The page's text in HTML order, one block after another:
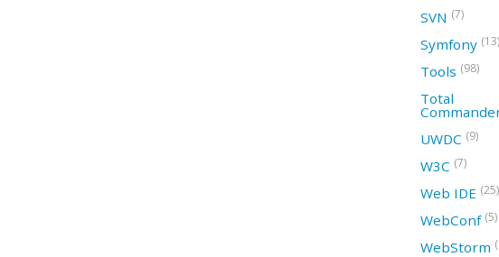
SVN (7)
Symfony (13)
Tools (98)
Total
UWDC (9)
W3C (7)
Web IDE (25)
WebConf (5)
WebStorm